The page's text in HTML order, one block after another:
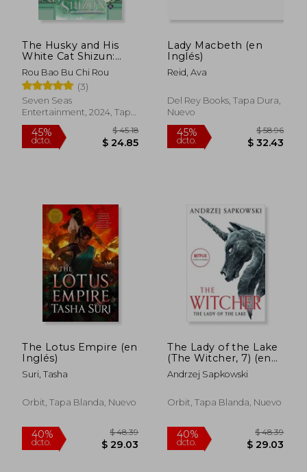
45%
dcto. $ 24.85
45%
dcto.
The Husky and His
White Cat Shizun:
Erha He Ta De Bai
Mao Shizun (Novel)
Vol. 6 (en Inglés)
Rou Bao Bu Chi Rou
(3)
Seven Seas
Entertainment, 2024, Tapa
Blanda, Nuevo
Lady Macbeth (en
Inglés)
Reid, Ava
Del Rey Books, Tapa Dura,
Nuevo
The Lotus Empire (en
Inglés)
Suri, Tasha
Orbit, Tapa Blanda, Nuevo
The Lady of the Lake
(The Witcher, 7) (en
Inglés)
Andrzej Sapkowski
Orbit, Tapa Blanda, Nuevo